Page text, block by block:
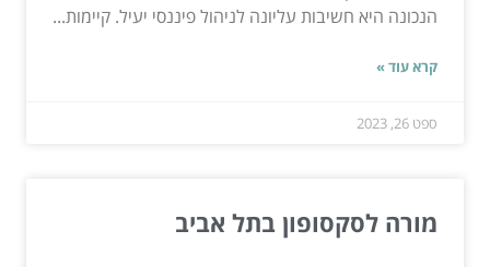
הנכונה היא חשיבות עליונה לניהול פיננסי יעיל. קיימות...
קרא עוד »
ספט 26, 2023
מורה לסקסופון בתל אביב